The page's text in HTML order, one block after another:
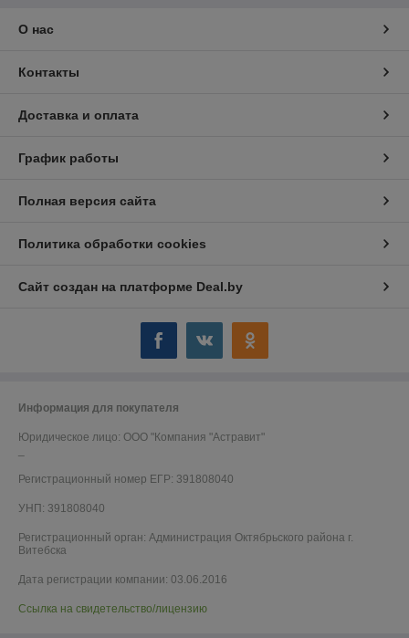
О нас
Контакты
Доставка и оплата
График работы
Полная версия сайта
Политика обработки cookies
Сайт создан на платформе Deal.by
Информация для покупателя
Юридическое лицо: ООО "Компания "Астравит"
Регистрационный номер ЕГР: 391808040
УНП: 391808040
Регистрационный орган: Администрация Октябрьского района г.
Витебска
Дата регистрации компании: 03.06.2016
Ссылка на свидетельство/лицензию